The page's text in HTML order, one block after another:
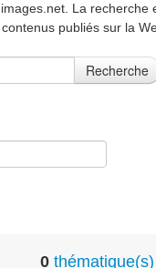
La recherche
publiés sur la
Recherche
0 thématique(s)